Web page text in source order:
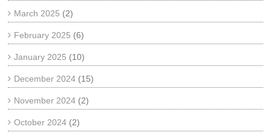
March 2025 (2)
February 2025 (6)
January 2025 (10)
December 2024 (15)
November 2024 (2)
October 2024 (2)